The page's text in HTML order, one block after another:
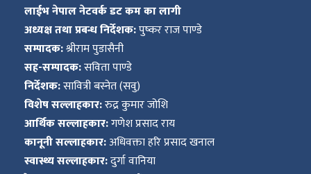
लाईभ नेपाल नेटवर्क डट कम का लागी
अध्यक्ष तथा प्रबन्ध निर्देशक:पुष्कर राज पाण्डे
सम्पादक:श्रीराम पुडासैनी
सह-सम्पादक:सविता पाण्डे
निर्देशक:सावित्री बस्नेत (सवु)
विशेष सल्लाहकार:रुद्र कुमार जोशि
आर्थिक सल्लाहकार:गणेश प्रसाद राय
कानूनी सल्लाहकार:अधिवक्ता हरि प्रसाद खनाल
स्वास्थ्य सल्लाहकार:दुर्गा वानिया